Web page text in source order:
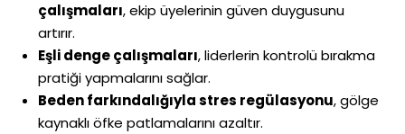
çalışmaları, ekip üyelerinin güven duygusunu
artırır.
Eşli denge çalışmaları, liderlerin kontrolü bırakma
pratiği yapmalarını sağlar.
Beden farkındalığıyla stres regülasyonu, gölge
kaynaklı öfke patlamalarını azaltır.